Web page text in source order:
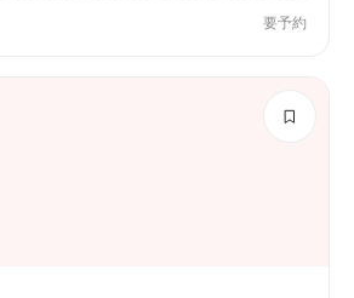
要予約